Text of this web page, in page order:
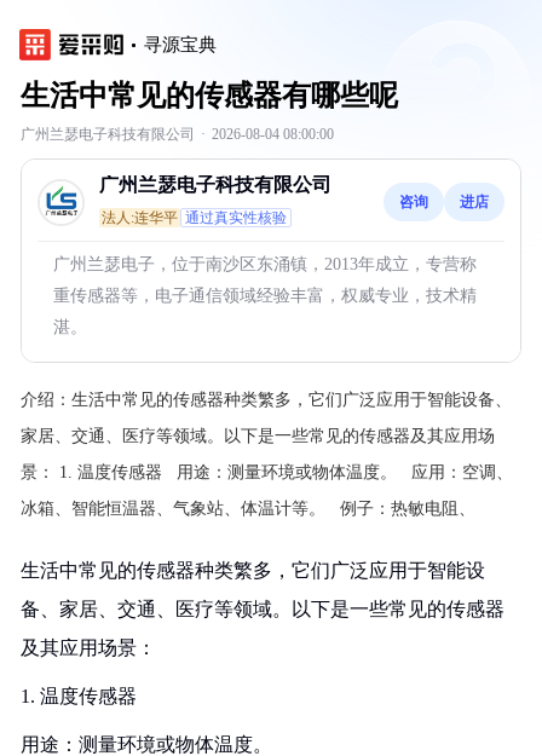
寻源宝典
生活中常见的传感器有哪些呢
广州兰瑟电子科技有限公司 · 2026-08-04 08:00:00
广州兰瑟电子科技有限公司
法人:连华平 通过真实性核验
咨询 进店
广州兰瑟电子，位于南沙区东涌镇，2013年成立，专营称
重传感器等，电子通信领域经验丰富，权威专业，技术精
湛。
介绍： 生活中常见的传感器种类繁多，它们广泛应用于智能设备、
家居、交通、医疗等领域。以下是一些常见的传感器及其应用场
景：
1. 温度传感器 用途：测量环境或物体温度。 应用：空调、
冰箱、智能恒温器、气象站、体温计等。 例子：热敏电阻、
生活中常见的传感器种类繁多，它们广泛应用于智能设
备、家居、交通、医疗等领域。以下是一些常见的传感器
及其应用场景：
1. 温度传感器
用途：测量环境或物体温度。